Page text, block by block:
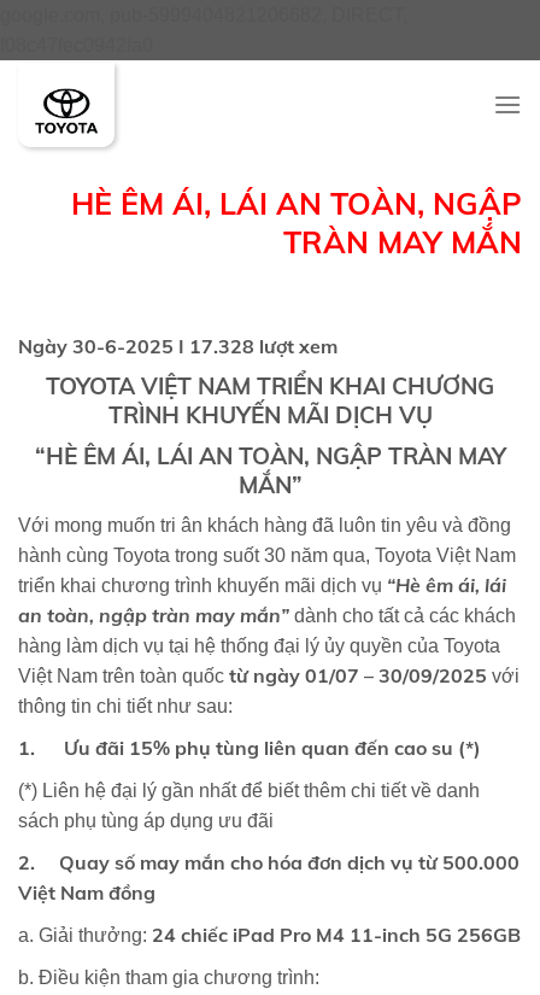
HÈ ÊM ÁI, LÁI AN TOÀN, NGẬP
TRÀN MAY MẮN
Ngày 30-6-2025 I 17.328 lượt xem
TOYOTA VIỆT NAM TRIỂN KHAI CHƯƠNG
TRÌNH KHUYẾN MÃI DỊCH VỤ
“HÈ ÊM ÁI, LÁI AN TOÀN, NGẬP TRÀN MAY
MẮN”
Với mong muốn tri ân khách hàng đã luôn tin yêu và đồng
hành cùng Toyota trong suốt 30 năm qua, Toyota Việt Nam
triển khai chương trình khuyến mãi dịch vụ “Hè êm ái, lái
an toàn, ngập tràn may mắn” dành cho tất cả các khách
hàng làm dịch vụ tại hệ thống đại lý ủy quyền của Toyota
Việt Nam trên toàn quốc từ ngày 01/07 – 30/09/2025 với
thông tin chi tiết như sau:
1. Ưu đãi 15% phụ tùng liên quan đến cao su (*)
(*) Liên hệ đại lý gần nhất để biết thêm chi tiết về danh
sách phụ tùng áp dụng ưu đãi
2. Quay số may mắn cho hóa đơn dịch vụ từ 500.000
Việt Nam đồng
a. Giải thưởng: 24 chiếc iPad Pro M4 11-inch 5G 256GB
b. Điều kiện tham gia chương trình: